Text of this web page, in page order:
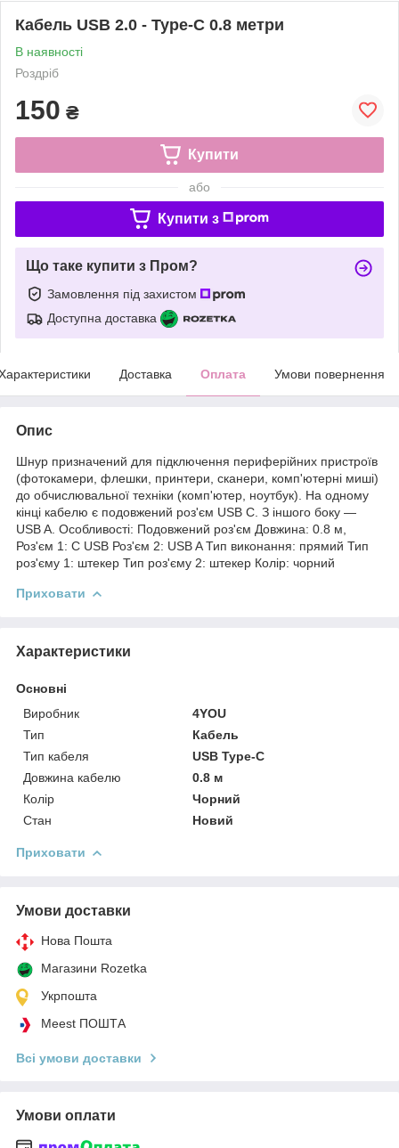
Кабель USB 2.0 - Type-C 0.8 метри
В наявності
Роздріб
150 ₴
Купити
або
Купити з
Що таке купити з Пром?
Замовлення під захистом
Доступна доставка
Доставка Оплата Умови повернення
Опис
Шнур призначений для підключення периферійних пристроїв
(фотокамери, флешки, принтери, сканери, комп'ютерні миші)
до обчислювальної техніки (комп'ютер, ноутбук). На одному
кінці кабелю є подовжений роз'єм USB C. З іншого боку —
USB A. Особливості: Подовжений роз'єм Довжина: 0.8 м,
Роз'єм 1: C USB Роз'єм 2: USB A Тип виконання: прямий Тип
роз'єму 1: штекер Тип роз'єму 2: штекер Колір: чорний
Приховати
Характеристики
Основні
Виробник
4YOU
Тип
Кабель
Тип кабеля
USB Type-C
Довжина кабелю
0.8 м
Колір
Чорний
Стан
Новий
Приховати
Умови доставки
Нова Пошта
Магазини Rozetka
Укрпошта
Meest ПОШТА
Всі умови доставки
Умови оплати